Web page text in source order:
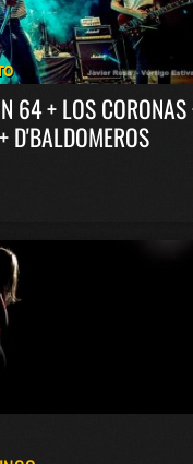
64 + LOS
D'BALDOMEROS